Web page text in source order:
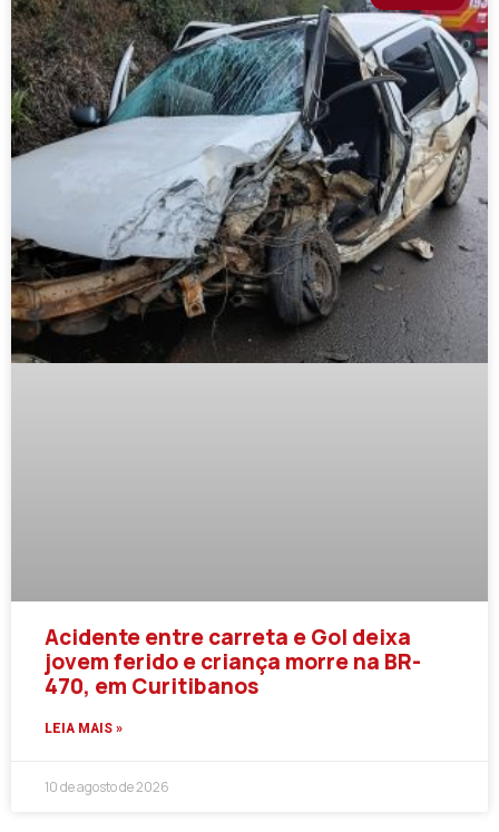
Acidente entre carreta e Gol deixa
jovem ferido e criança morre na BR-
470, em Curitibanos
LEIA MAIS »
10 de agosto de 2026